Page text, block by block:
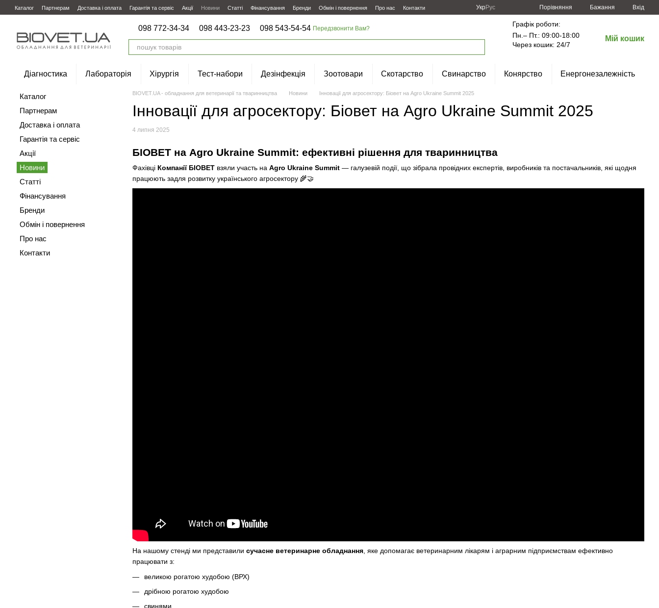
Перейти до основного контенту
Каталог Партнерам Доставка і оплата Гарантія та сервіс Акції Новини Статті Фінансування Бренди Обмін і повернення Про нас Контакти УкрРус Порівняння Бажання Вхід
098 772-34-34 098 443-23-23 098 543-54-54 Передзвонити Вам?
Графік роботи:
Пн.– Пт.: 09:00-18:00
Через кошик: 24/7
Мій кошик
Діагностика Лабораторія Хірургія Тест-набори Дезінфекція Зоотовари Скотарство Свинарство Конярство Енергонезалежність
BIOVET.UA - обладнання для ветеринарії та тваринництва Новини Інновації для агросектору: Біовет на Agro Ukraine Summit 2025
Інновації для агросектору: Біовет на Agro Ukraine Summit 2025
4 липня 2025
БІОВЕТ на Agro Ukraine Summit: ефективні рішення для тваринництва
Фахівці Компанії БІОВЕТ взяли участь на Agro Ukraine Summit — галузевій події, що зібрала провідних експертів, виробників та постачальників, які щодня
працюють задля розвитку українського агросектору 🌾🤝
На нашому стенді ми представили сучасне ветеринарне обладнання , яке допомагає ветеринарним лікарям і аграрним підприємствам ефективно
працювати з:
великою рогатою худобою (ВРХ)
дрібною рогатою худобою
свинями
Каталог
Партнерам
Доставка і оплата
Гарантія та сервіс
Акції
Новини
Статті
Фінансування
Бренди
Обмін і повернення
Про нас
Контакти